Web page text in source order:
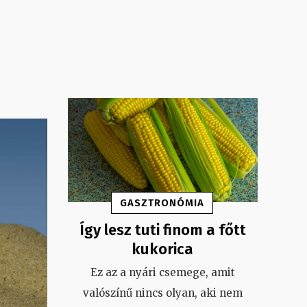
GASZTRONÓMIA
Így lesz tuti finom a főtt
kukorica
Ez az a nyári csemege, amit
valószínű nincs olyan, aki nem